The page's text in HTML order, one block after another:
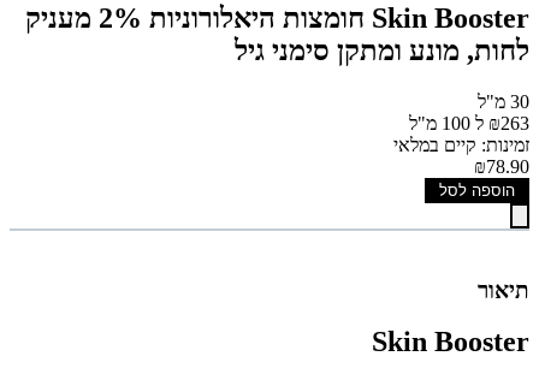
Skin Booster חומצות היאלורוניות 2% מעניק
לחות, מונע ומתקן סימני גיל
30 מ"ל
₪263 ל 100 מ"ל
זמינות: קיים במלאי
₪78.90
הוספה לסל
תיאור
Skin Booster